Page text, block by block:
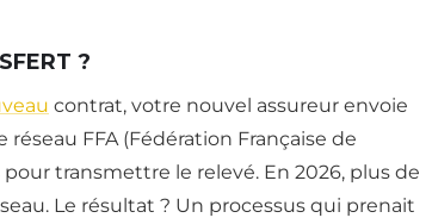
?
contrat, votre nouvel assureur envoie
FFA (Fédération Française de
transmettre le relevé. En 2026, plus de
Le résultat ? Un processus qui prenait